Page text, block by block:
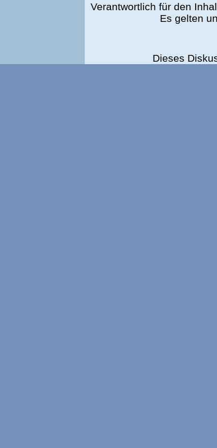
Verantwortlich für den
Es gelten
Dieses